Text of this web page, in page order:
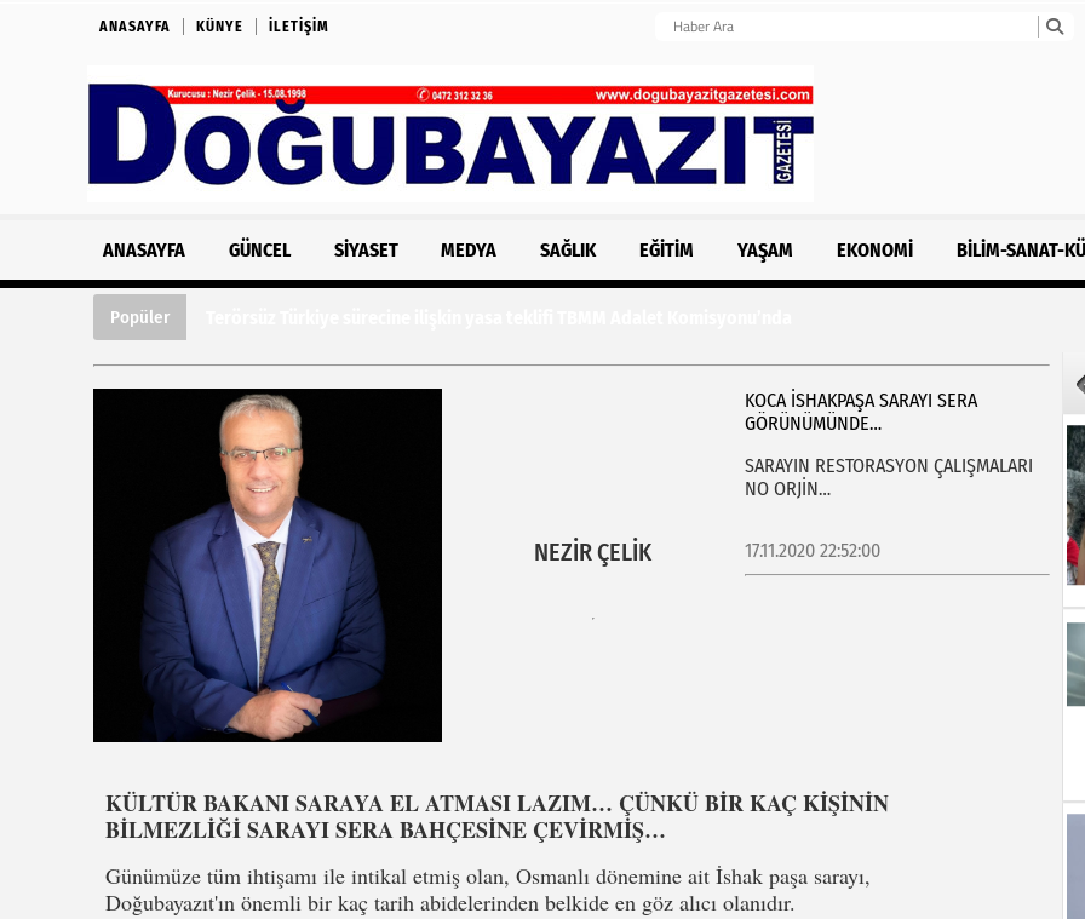
ANASAYFA KÜNYE İLETIŞIM
ANASAYFA GÜNCEL SIYASET MEDYA SAĞLIK EĞITIM YAŞAM EKONOMI BILIM-SANAT-
Popüler
NEZİR ÇELİK
KOCA İSHAKPAŞA SARAYI SERA
GÖRÜNÜMÜNDE…
SARAYIN RESTORASYON ÇALIŞMALARI
NO ORJİN…
17.11.2020 22:52:00
KÜLTÜR BAKANI SARAYA EL ATMASI LAZIM… ÇÜNKÜ BİR KAÇ KİŞİNİN
BİLMEZLİĞİ SARAYI SERA BAHÇESİNE ÇEVİRMİŞ…
Günümüze tüm ihtişamı ile intikal etmiş olan, Osmanlı dönemine ait İshak paşa sarayı,
Doğubayazıt'ın önemli bir kaç tarih abidelerinden belkide en göz alıcı olanıdır.